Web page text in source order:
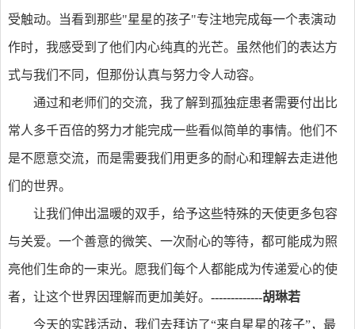
受触动。当看到那些"星星的孩子"专注地完成每一个表演动
作时，我感受到了他们内心纯真的光芒。虽然他们的表达方
式与我们不同，但那份认真与努力令人动容。
通过和老师们的交流，我了解到孤独症患者需要付出比
常人多千百倍的努力才能完成一些看似简单的事情。他们不
是不愿意交流，而是需要我们用更多的耐心和理解去走进他
们的世界。
让我们伸出温暖的双手，给予这些特殊的天使更多包容
与关爱。一个善意的微笑、一次耐心的等待，都可能成为照
亮他们生命的一束光。愿我们每个人都能成为传递爱心的使
者，让这个世界因理解而更加美好。-------------胡琳若
今天的实践活动，我们去拜访了“来自星星的孩子”，最